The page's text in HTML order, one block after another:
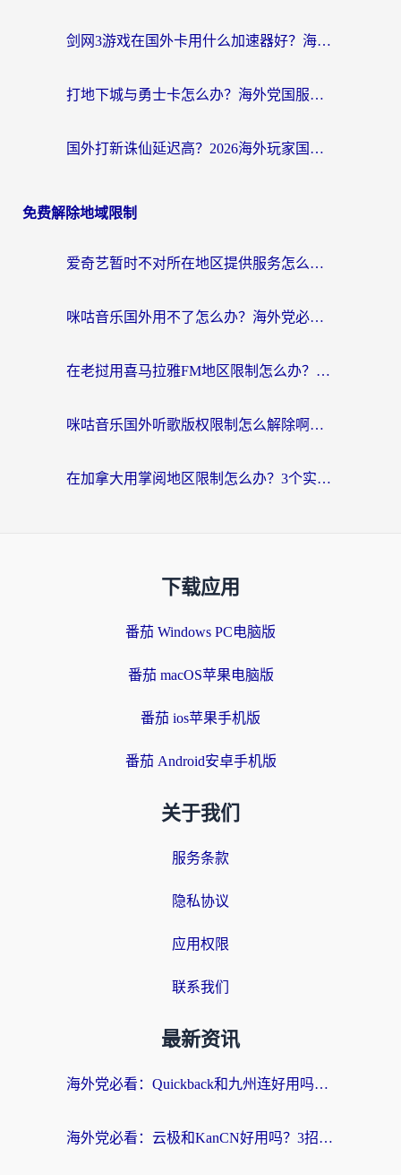
剑网3游戏在国外卡用什么加速器好？海外党亲测有效的国服游戏加速指南
打地下城与勇士卡怎么办？海外党国服游戏加速终极指南（附北美欧洲实测）
国外打新诛仙延迟高？2026海外玩家国服游戏加速器终极指南（附天龙八部闪耀暖暖实测）
免费解除地域限制
爱奇艺暂时不对所在地区提供服务怎么办？海外党亲测有效的追剧解决方案
咪咕音乐国外用不了怎么办？海外党必备的国内内容访问全攻略
在老挝用喜马拉雅FM地区限制怎么办？海外党亲测有效的回国加速方案
咪咕音乐国外听歌版权限制怎么解除啊？海外党亲测有效的回国加速方案
在加拿大用掌阅地区限制怎么办？3个实用技巧帮你轻松解决（附海外华人必备工具）
下载应用
番茄 Windows PC电脑版
番茄 macOS苹果电脑版
番茄 ios苹果手机版
番茄 Android安卓手机版
关于我们
服务条款
隐私协议
应用权限
联系我们
最新资讯
海外党必看：Quickback和九州连好用吗？3步选对回国加速器实现无缝刷国内资源
海外党必看：云极和KanCN好用吗？3招教你选对回国加速器（附免费VPN避坑指南）